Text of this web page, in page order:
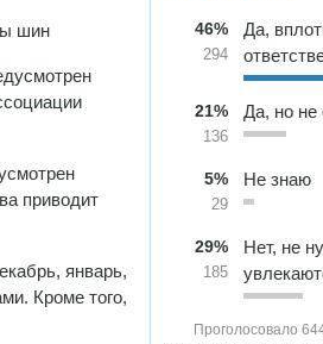
шин
приводит
январь,
Кроме того,
46%
294
Да,
21%
136
Да, но не
5%
29
Не знаю
29%
185
Нет, не
Проголосовало